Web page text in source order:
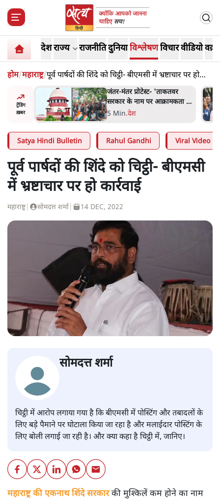
देशराज्य राजनीतिदुनियाविश्लेषणविचारवीडियो
होम/महाराष्ट्र/पूर्व पार्षदों की शिंदे को चिट्ठी- बीएमसी में भ्रष्टाचार पर हो
कार्रवाई
ट्रेंडिंग
ख़बर
न
सुने':
जंतर मंतर प्रोटेस्ट: 'युवाओं को
प्रताड़ित किया जा रहा है, पर मोदी-
शाह में बोलने की हिम्मत नहीं'-
7 Min.देश
Satya Hindi Bulletin Rahul Gandhi Viral Video
पूर्व पार्षदों की शिंदे को चिट्ठी- बीएमसी
में भ्रष्टाचार पर हो कार्रवाई
महाराष्ट्र| सोमदत्त शर्मा 14 DEC, 2022
सोमदत्त शर्मा
चिट्ठी में आरोप लगाया गया है कि बीएमसी में पोस्टिंग और तबादलों के
लिए बड़े पैमाने पर घोटाला किया जा रहा है और मलाईदार पोस्टिंग के
लिए बोली लगाई जा रही है। और क्या कहा है चिट्ठी में, जानिए।
महाराष्ट्र की एकनाथ शिंदे सरकार की मुश्किलें कम होने का नाम